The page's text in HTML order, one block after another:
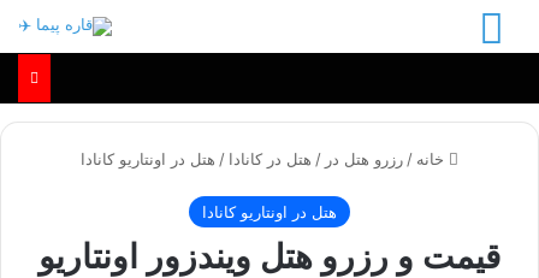
خانه / رزرو هتل در / هتل در کانادا / هتل در اونتاریو کانادا
هتل در اونتاریو کانادا
قیمت و رزرو هتل ویندزور اونتاریو